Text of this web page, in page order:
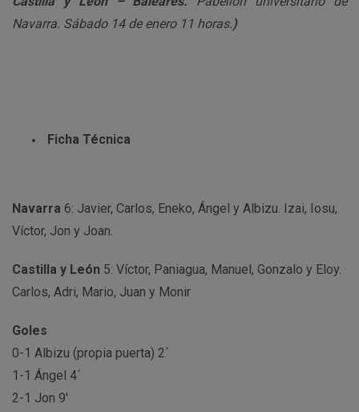
Navarra. Sábado 14 de enero 11 horas.)
Ficha Técnica
Navarra 6: Javier, Carlos, Eneko, Ángel y Albizu. Izai, Iosu,
Víctor, Jon y Joan.
Castilla y León 5: Víctor, Paniagua, Manuel, Gonzalo y Eloy.
Carlos, Adri, Mario, Juan y Monir
Goles
0-1 Albizu (propia puerta) 2´
1-1 Ángel 4´
2-1 Jon 9′